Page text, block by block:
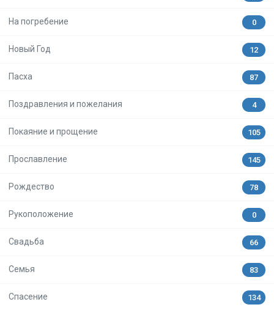
На погребение 0
Новый Год 12
Пасха 87
Поздравления и пожелания 4
Покаяние и прощение 105
Прославление 145
Рождество 78
Рукоположение 0
Свадьба 66
Семья 83
Спасение 134